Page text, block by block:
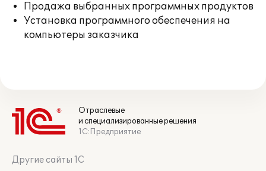
Продажа выбранных программных продуктов
Установка программного обеспечения на
компьютеры заказчика
Отраслевые
и специализированные решения
1С:Предприятие
Другие сайты 1С